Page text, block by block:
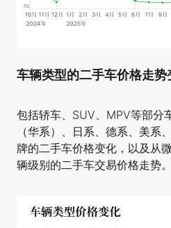
车辆类型的二手车价格走势
包括轿车、SUV、MPV等部分
（华系）、日系、德系、美系
牌的二手车价格变化，以及从
辆级别的二手车交易价格走势。